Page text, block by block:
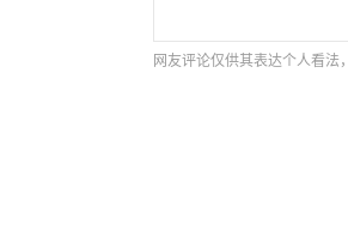
网友评论仅供其表达个人看法